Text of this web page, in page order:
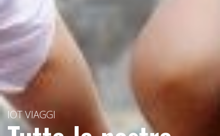
IOT VIAGGI